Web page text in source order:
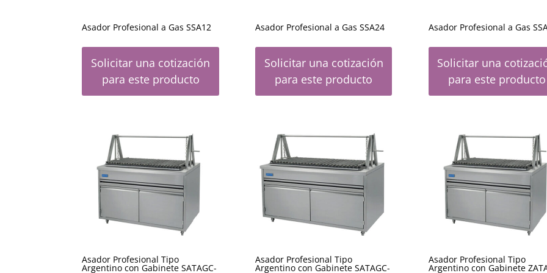
Asador Profesional a Gas SSA12
Solicitar una cotización
para este producto
Asador Profesional a Gas SSA24
Solicitar una cotización
para este producto
Asador Profesional a Gas
Solicitar una
para este producto
Asador Profesional Tipo
Argentino con Gabinete SATAGC-
Asador Profesional Tipo
Argentino con Gabinete SATAGC-
Asador Profesional Tipo
Argentino con Gabinete